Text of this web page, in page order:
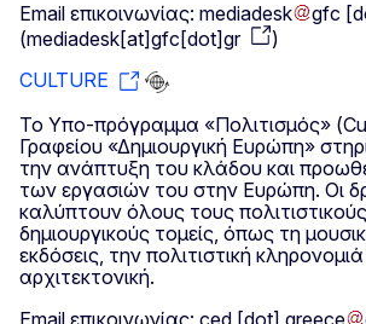
Email επικοινωνίας: mediadesk gfc
(mediadesk[at]gfc[dot]gr
)
CULTURE
Το Υπο-πρόγραμμα «Πολιτισμός»
Γραφείου «Δημιουργική Ευρώπη»
την ανάπτυξη του κλάδου και
των εργασιών του στην Ευρώπη. Οι
καλύπτουν όλους τους
δημιουργικούς τομείς, όπως τη
εκδόσεις, την πολιτιστική
αρχιτεκτονική.
Email επικοινωνίας: ced [dot] greece